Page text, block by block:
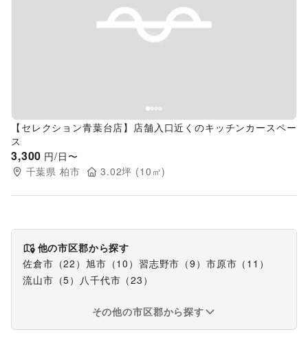
Previous slide
【セレクション青葉台店】店舗入口近くのキッチンカースペー
ス
3,300 円/日〜
千葉県 柏市 3.02坪 (10 ㎡)
他の市区郡から探す
佐倉市 （22 ） 旭市 （10 ） 習志野市 （9 ） 市原市 （ 11 ）
流山市 （5） 八千代市 （23 ）
その他の市区郡から探す